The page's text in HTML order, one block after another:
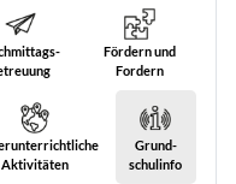
Fördern und
Fordern
Aktivitäten
Grund­
schulinfo